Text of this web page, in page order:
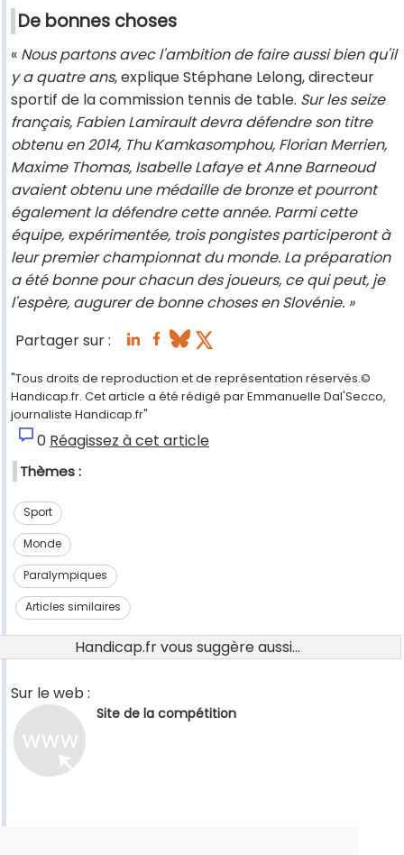
De bonnes choses
« Nous partons avec l'ambition de faire aussi bien qu'il
y a quatre ans, explique Stéphane Lelong, directeur
sportif de la commission tennis de table. Sur les seize
français, Fabien Lamirault devra défendre son titre
obtenu en 2014, Thu Kamkasomphou, Florian Merrien,
Maxime Thomas, Isabelle Lafaye et Anne Barneoud
avaient obtenu une médaille de bronze et pourront
également la défendre cette année. Parmi cette
équipe, expérimentée, trois pongistes participeront à
leur premier championnat du monde. La préparation
a été bonne pour chacun des joueurs, ce qui peut, je
l'espère, augurer de bonne choses en Slovénie. »
Partager sur :
"Tous droits de reproduction et de représentation réservés.©
Handicap.fr. Cet article a été rédigé par Emmanuelle Dal'Secco,
journaliste Handicap.fr"
0 Réagissez à cet article
Thèmes :
Sport
Monde
Paralympiques
Articles similaires
Handicap.fr vous suggère aussi...
Sur le web :
Site de la compétition